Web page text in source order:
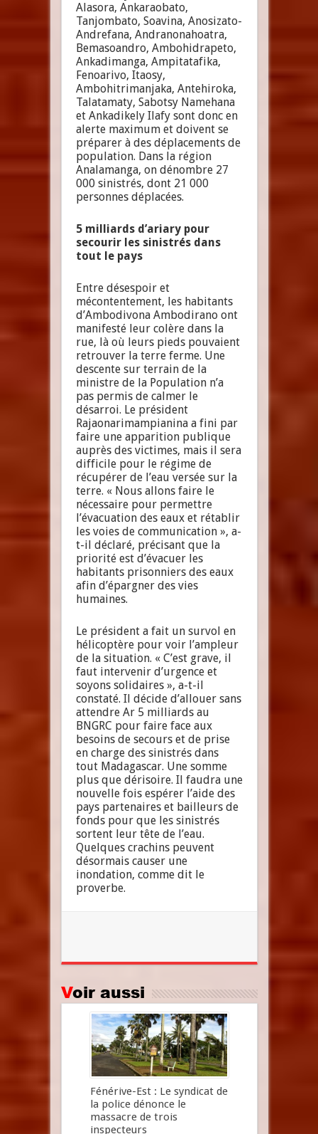
Alasora, Ankaraobato,
Tanjombato, Soavina, Anosizato-
Andrefana, Andranonahoatra,
Bemasoandro, Ambohidrapeto,
Ankadimanga, Ampitatafika,
Fenoarivo, Itaosy,
Ambohitrimanjaka, Antehiroka,
Talatamaty, Sabotsy Namehana
et Ankadikely Ilafy sont donc en
alerte maximum et doivent se
préparer à des déplacements de
population. Dans la région
Analamanga, on dénombre 27
000 sinistrés, dont 21 000
personnes déplacées.
5 milliards d’ariary pour
secourir les sinistrés dans
tout le pays
Entre désespoir et
mécontentement, les habitants
d’Ambodivona Ambodirano ont
manifesté leur colère dans la
rue, là où leurs pieds pouvaient
retrouver la terre ferme. Une
descente sur terrain de la
ministre de la Population n’a
pas permis de calmer le
désarroi. Le président
Rajaonarimampianina a fini par
faire une apparition publique
auprès des victimes, mais il sera
difficile pour le régime de
récupérer de l’eau versée sur la
terre. « Nous allons faire le
nécessaire pour permettre
l’évacuation des eaux et rétablir
les voies de communication », a-
t-il déclaré, précisant que la
priorité est d’évacuer les
habitants prisonniers des eaux
afin d’épargner des vies
humaines.
Le président a fait un survol en
hélicoptère pour voir l’ampleur
de la situation. « C’est grave, il
faut intervenir d’urgence et
soyons solidaires », a-t-il
constaté. Il décide d’allouer sans
attendre Ar 5 milliards au
BNGRC pour faire face aux
besoins de secours et de prise
en charge des sinistrés dans
tout Madagascar. Une somme
plus que dérisoire. Il faudra une
nouvelle fois espérer l’aide des
pays partenaires et bailleurs de
fonds pour que les sinistrés
sortent leur tête de l’eau.
Quelques crachins peuvent
désormais causer une
inondation, comme dit le
proverbe.
Voir aussi
Fénérive-Est : Le syndicat de
la police dénonce le
massacre de trois
inspecteurs